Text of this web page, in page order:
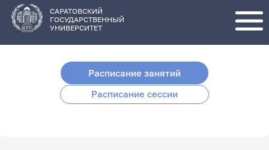
основному
содержанию
САРАТОВСКИЙ
ГОСУДАРСТВЕННЫЙ
УНИВЕРСИТЕТ
Расписание занятий
Расписание сессии